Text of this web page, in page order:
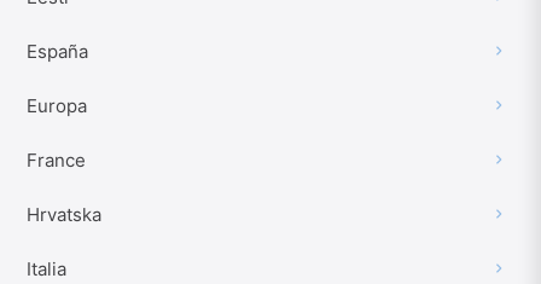
España
Europa
France
Hrvatska
Italia